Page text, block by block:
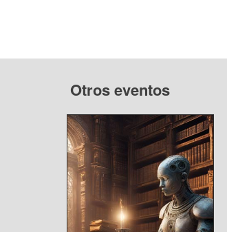
Otros eventos